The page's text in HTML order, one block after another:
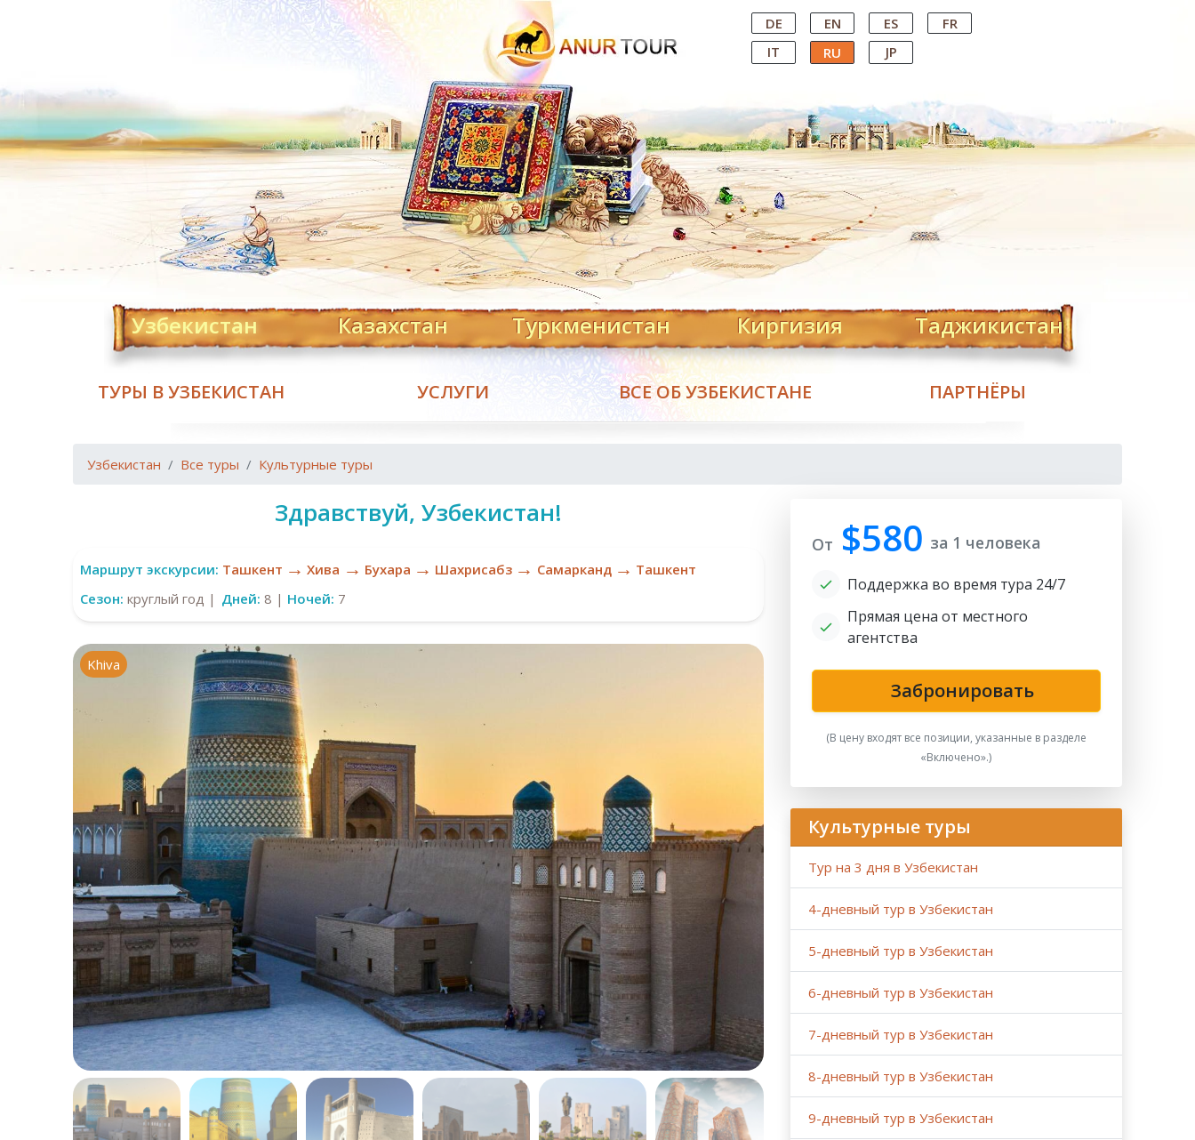
Central Asian Tour Operator DE EN ES
FR
IT
RU JP
Узбекистан Казахстан Туркменистан Киргизия Таджикистан
ТУРЫ В УЗБЕКИСТАН УСЛУГИ ВСЕ ОБ УЗБЕКИСТАНЕ ПАРТНЁРЫ
Узбекистан Все туры Культурные туры
Здравствуй, Узбекистан!
Маршрут экскурсии: Ташкент → Хива → Бухара → Шахрисабз → Самарканд → Ташкент
Сезон: круглый год | Дней: 8 | Ночей: 7
Khiva
От $580 за 1 человека
Поддержка во время тура 24/7
Прямая цена от местного
агентства
Забронировать
(В цену входят все позиции, указанные в разделе
«Включено».)
Культурные туры
Тур на 3 дня в Узбекистан
4-дневный тур в Узбекистан
5-дневный тур в Узбекистан
6-дневный тур в Узбекистан
7-дневный тур в Узбекистан
8-дневный тур в Узбекистан
9-дневный тур в Узбекистан